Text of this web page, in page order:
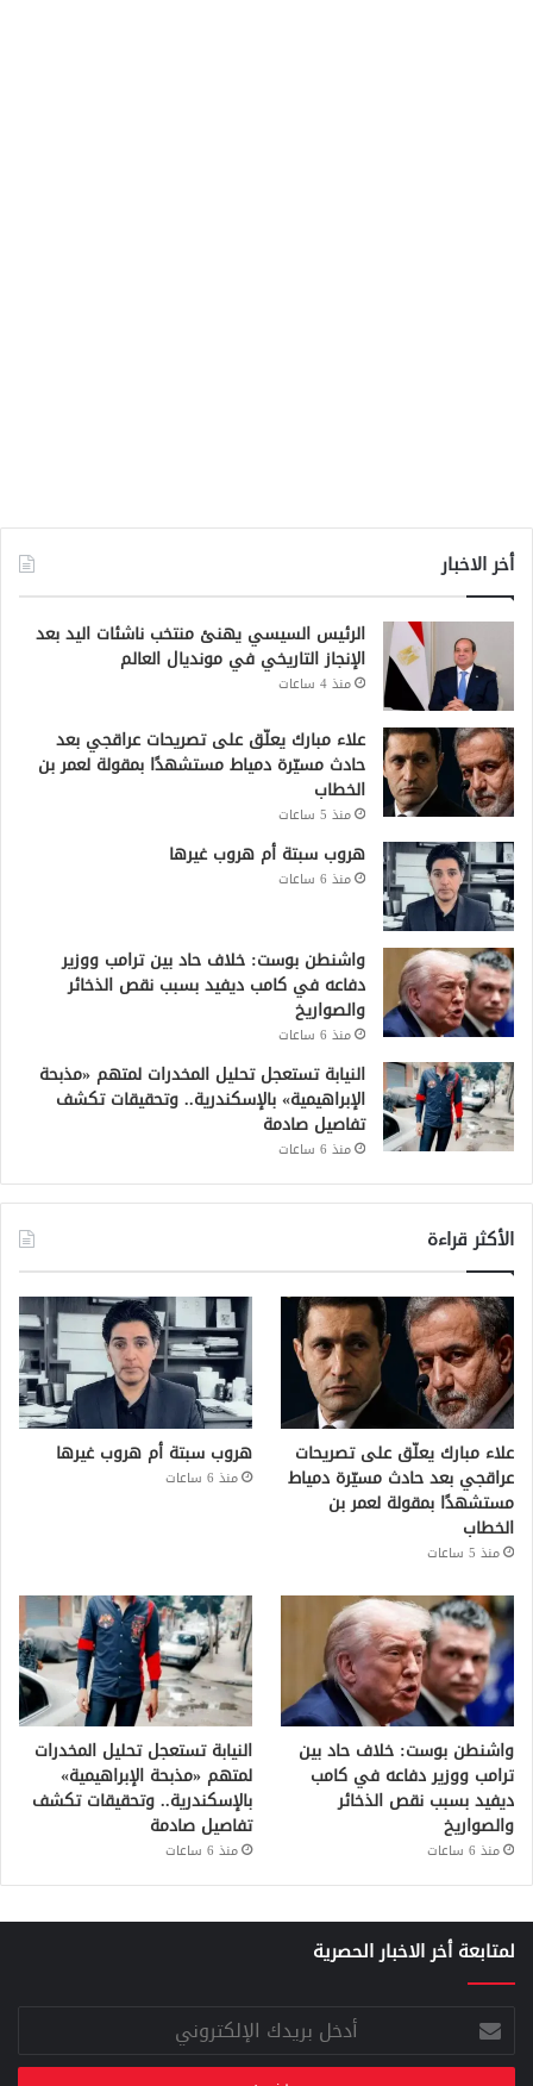
أخر الاخبار
الرئيس السيسي يهنئ منتخب ناشئات اليد بعد
الإنجاز التاريخي في مونديال العالم
منذ 4 ساعات
علاء مبارك يعلّق على تصريحات عراقجي بعد
حادث مسيّرة دمياط مستشهدًا بمقولة لعمر بن
الخطاب
منذ 5 ساعات
هروب سبتة أم هروب غيرها
منذ 6 ساعات
واشنطن بوست: خلاف حاد بين ترامب ووزير
دفاعه في كامب ديفيد بسبب نقص الذخائر
والصواريخ
منذ 6 ساعات
النيابة تستعجل تحليل المخدرات لمتهم «مذبحة
الإبراهيمية» بالإسكندرية.. وتحقيقات تكشف
تفاصيل صادمة
منذ 6 ساعات
الأكثر قراءة
علاء مبارك يعلّق على تصريحات
عراقجي بعد حادث مسيّرة دمياط
مستشهدًا بمقولة لعمر بن
الخطاب
منذ 5 ساعات
هروب سبتة أم هروب غيرها
منذ 6 ساعات
واشنطن بوست: خلاف حاد بين
ترامب ووزير دفاعه في كامب
ديفيد بسبب نقص الذخائر
والصواريخ
منذ 6 ساعات
النيابة تستعجل تحليل المخدرات
لمتهم «مذبحة الإبراهيمية»
بالإسكندرية.. وتحقيقات تكشف
تفاصيل صادمة
منذ 6 ساعات
لمتابعة أخر الاخبار الحصرية
أدخل
بريدك
الإلكتروني